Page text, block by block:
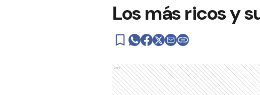
Los más ricos y
Ads